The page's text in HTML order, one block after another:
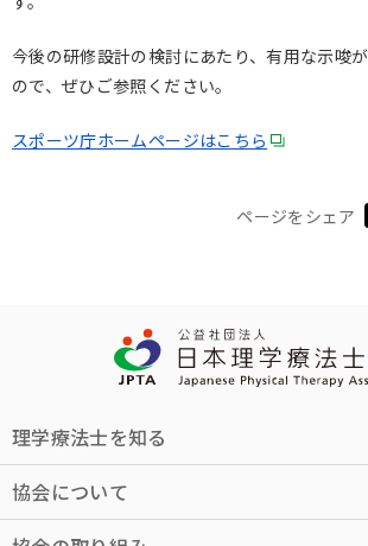
今後の研修設計の検討にあたり、有用な示唆
ので、ぜひご参照ください。
スポーツ庁ホームページはこちら
ページをシェア
理学療法士を知る
協会について